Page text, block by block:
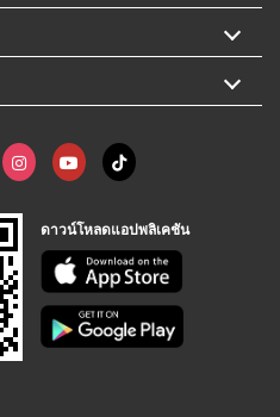
ดาวน์โหลดแอปพลิเคชัน